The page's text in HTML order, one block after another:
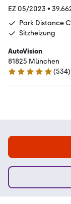
EZ 05/2023 •
Park Distance
Sitzheizung
AutoVision
81825 München
4.9 Sterne
(534)